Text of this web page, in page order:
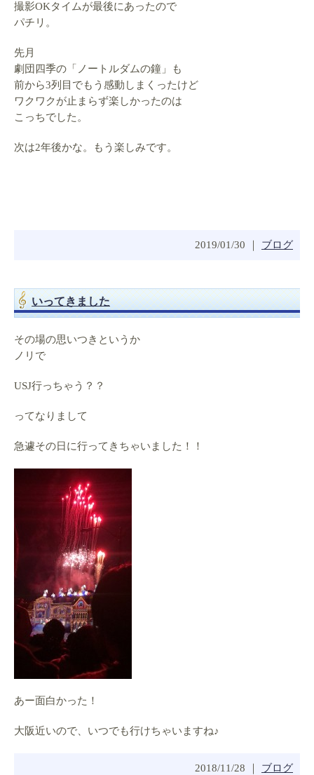
撮影OKタイムが最後にあったので
パチリ。
先月
劇団四季の「ノートルダムの鐘」も
前から3列目でもう感動しまくったけど
ワクワクが止まらず楽しかったのは
こっちでした。
次は2年後かな。もう楽しみです。
2019/01/30 ｜ ブログ
いってきました
その場の思いつきというか
ノリで
USJ行っちゃう？？
ってなりまして
急遽その日に行ってきちゃいました！！
あー面白かった！
大阪近いので、いつでも行けちゃいますね♪
2018/11/28 ｜ ブログ